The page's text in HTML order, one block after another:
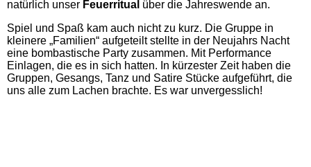
natürlich unser Feuerritual über die Jahreswende an.
Spiel und Spaß kam auch nicht zu kurz. Die Gruppe in
kleinere „Familien“ aufgeteilt stellte in der Neujahrs Nacht
eine bombastische Party zusammen. Mit Performance
Einlagen, die es in sich hatten. In kürzester Zeit haben die
Gruppen, Gesangs, Tanz und Satire Stücke aufgeführt, die
uns alle zum Lachen brachte. Es war unvergesslich!